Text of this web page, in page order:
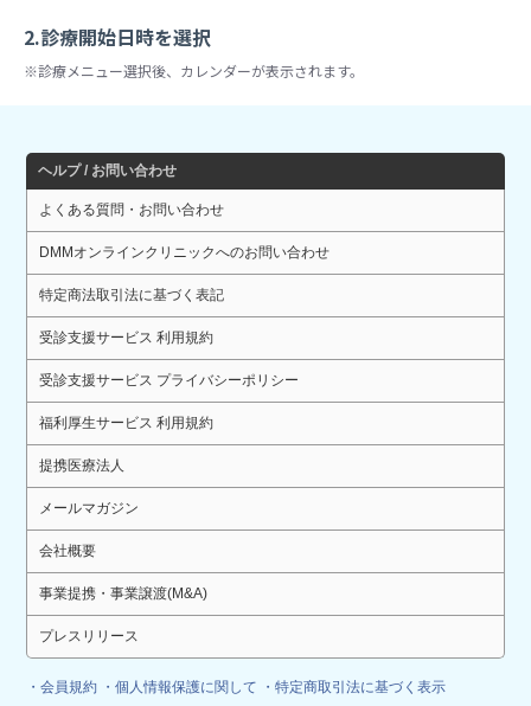
2.診療開始日時を選択
※診療メニュー選択後、カレンダーが表示されます。
ヘルプ / お問い合わせ
よくある質問・お問い合わせ
DMMオンラインクリニックへのお問い合わせ
特定商法取引法に基づく表記
受診支援サービス 利用規約
受診支援サービス プライバシーポリシー
福利厚生サービス 利用規約
提携医療法人
メールマガジン
会社概要
事業提携・事業譲渡(M&A)
プレスリリース
・会員規約 ・個人情報保護に関して ・特定商取引法に基づく表示